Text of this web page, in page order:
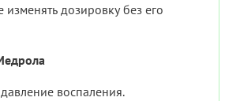
изменять дозировку без его
воспаления.